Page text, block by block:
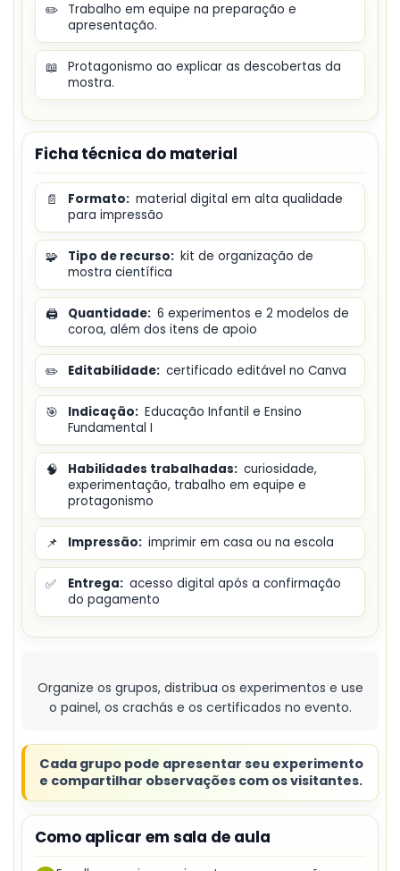
✏️
Trabalho em equipe na preparação e
apresentação.
📖
Protagonismo ao explicar as descobertas da
mostra.
Ficha técnica do material
📄 Formato: material digital em alta qualidade
para impressão
🧩 Tipo de recurso: kit de organização de
mostra científica
🖨️ Quantidade: 6 experimentos e 2 modelos de
coroa, além dos itens de apoio
✏️ Editabilidade: certificado editável no Canva
🎯 Indicação: Educação Infantil e Ensino
Fundamental I
🧠 Habilidades trabalhadas: curiosidade,
experimentação, trabalho em equipe e
protagonismo
📌 Impressão: imprimir em casa ou na escola
✅ Entrega: acesso digital após a confirmação
do pagamento
Organize os grupos, distribua os experimentos e use
o painel, os crachás e os certificados no evento.
Cada grupo pode apresentar seu experimento
e compartilhar observações com os visitantes.
Como aplicar em sala de aula